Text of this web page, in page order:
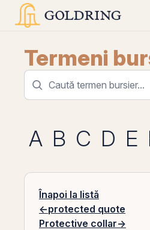
Termeni
A B C D E
Înapoi la listă
←protected quote
Protective collar→